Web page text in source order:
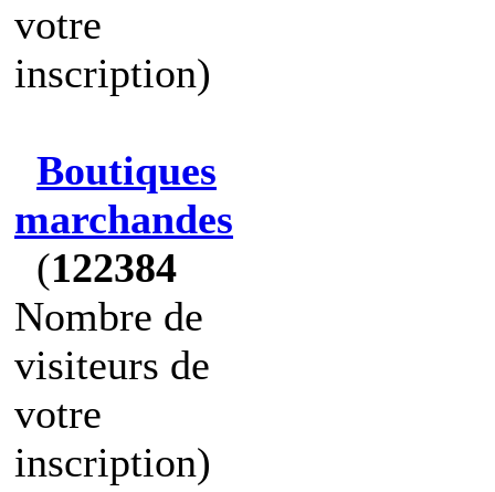
votre
inscription)
Boutiques
marchandes
(122384
Nombre de
visiteurs de
votre
inscription)